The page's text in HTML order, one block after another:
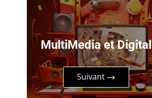
MultiMedia et Digital
Suivant